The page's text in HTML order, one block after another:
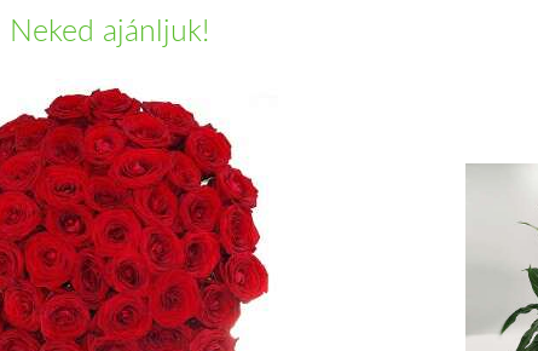
Neked ajánljuk!